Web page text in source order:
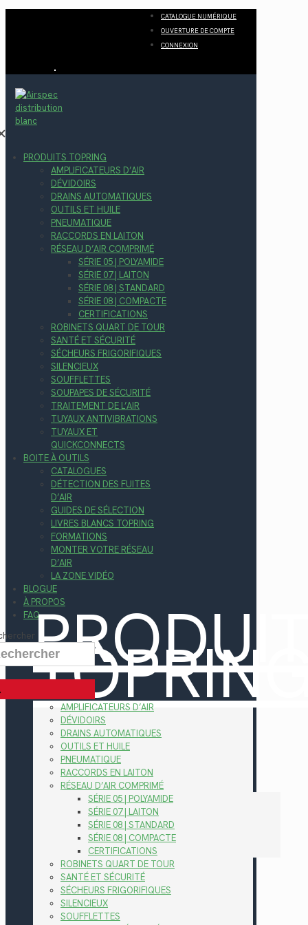
CATALOGUE NUMÉRIQUE
OUVERTURE DE COMPTE
CONNEXION
PRODUITS TOPRING
AMPLIFICATEURS D’AIR
DÉVIDOIRS
DRAINS AUTOMATIQUES
OUTILS ET HUILE
PNEUMATIQUE
RACCORDS EN LAITON
RÉSEAU D’AIR COMPRIMÉ
SÉRIE 05 | POLYAMIDE
SÉRIE 07 | LAITON
SÉRIE 08 | STANDARD
SÉRIE 08 | COMPACTE
CERTIFICATIONS
ROBINETS QUART DE TOUR
SANTÉ ET SÉCURITÉ
SÉCHEURS FRIGORIFIQUES
SILENCIEUX
SOUFFLETTES
SOUPAPES DE SÉCURITÉ
TRAITEMENT DE L’AIR
TUYAUX ANTIVIBRATIONS
TUYAUX ET
QUICKCONNECTS
BOITE À OUTILS
CATALOGUES
DÉTECTION DES FUITES
D’AIR
GUIDES DE SÉLECTION
LIVRES BLANCS TOPRING
FORMATIONS
MONTER VOTRE RÉSEAU
D’AIR
LA ZONE VIDÉO
BLOGUE
À PROPOS
FAQ
AMPLIFICATEURS D’AIR
DÉVIDOIRS
DRAINS AUTOMATIQUES
OUTILS ET HUILE
PNEUMATIQUE
RACCORDS EN LAITON
RÉSEAU D’AIR COMPRIMÉ
SÉRIE 05 | POLYAMIDE
SÉRIE 07 | LAITON
SÉRIE 08 | STANDARD
SÉRIE 08 | COMPACTE
CERTIFICATIONS
ROBINETS QUART DE TOUR
SANTÉ ET SÉCURITÉ
SÉCHEURS FRIGORIFIQUES
SILENCIEUX
SOUFFLETTES